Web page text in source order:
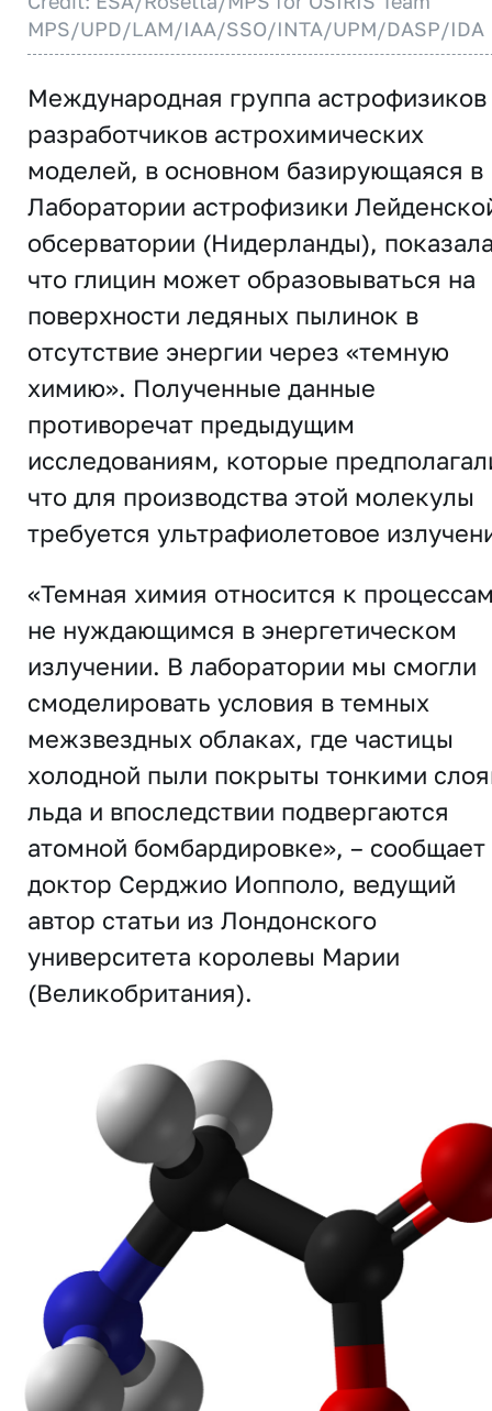
MPS/UPD/LAM/IAA/SSO/INTA/UPM/DASP/IDA
Международная группа астрофизиков
разработчиков астрохимических
моделей, в основном базирующаяся в
Лаборатории астрофизики
обсерватории (Нидерланды),
что глицин может образовываться на
поверхности ледяных пылинок в
отсутствие энергии через «темную
химию». Полученные данные
противоречат предыдущим
исследованиям, которые
что для производства этой молекулы
требуется ультрафиолетовое
«Темная химия относится к
не нуждающимся в энергетическом
излучении. В лаборатории мы смогли
смоделировать условия в темных
межзвездных облаках, где частицы
холодной пыли покрыты тонкими
льда и впоследствии подвергаются
атомной бомбардировке», – сообщает
доктор Серджио Иопполо, ведущий
автор статьи из Лондонского
университета королевы Марии
(Великобритания).